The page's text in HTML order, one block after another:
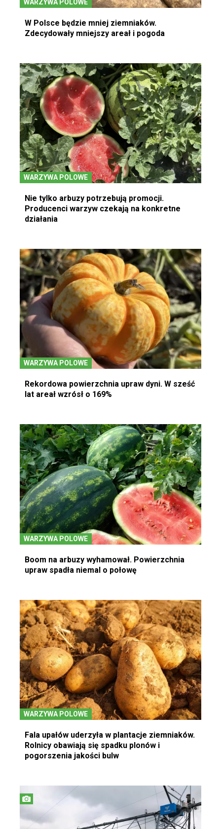
WARZYWA POLOWE
W Polsce będzie mniej ziemniaków.
Zdecydowały mniejszy areał i pogoda
WARZYWA POLOWE
Nie tylko arbuzy potrzebują promocji.
Producenci warzyw czekają na konkretne
działania
WARZYWA POLOWE
Rekordowa powierzchnia upraw dyni. W sześć
lat areał wzrósł o 169%
WARZYWA POLOWE
Boom na arbuzy wyhamował. Powierzchnia
upraw spadła niemal o połowę
WARZYWA POLOWE
Fala upałów uderzyła w plantacje ziemniaków.
Rolnicy obawiają się spadku plonów i
pogorszenia jakości bulw